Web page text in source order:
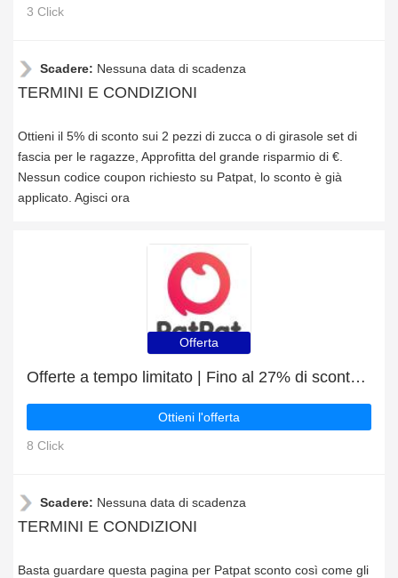
3 Click
Scadere: Nessuna data di scadenza
TERMINI E CONDIZIONI
Ottieni il 5% di sconto sui 2 pezzi di zucca o di girasole set di
fascia per le ragazze, Approfitta del grande risparmio di €.
Nessun codice coupon richiesto su Patpat, lo sconto è già
applicato. Agisci ora
Offerta
Offerte a tempo limitato | Fino al 27% di sconto sui Maglietta Bambina
Ottieni l'offerta
8 Click
Scadere: Nessuna data di scadenza
TERMINI E CONDIZIONI
Basta guardare questa pagina per Patpat sconto così come gli